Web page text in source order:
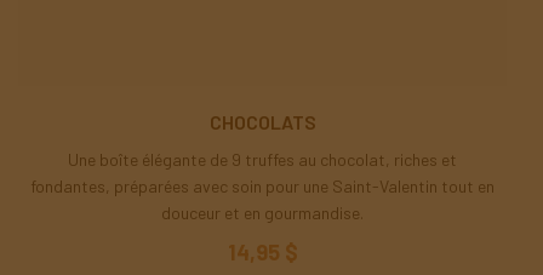
CHOCOLATS
Une boîte élégante de 9 truffes au chocolat, riches et
fondantes, préparées avec soin pour une Saint-Valentin tout en
douceur et en gourmandise.
14,95 $